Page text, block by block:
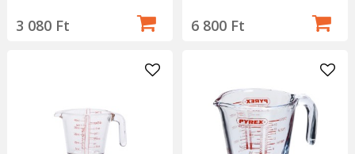
3 080 Ft 6 800 Ft